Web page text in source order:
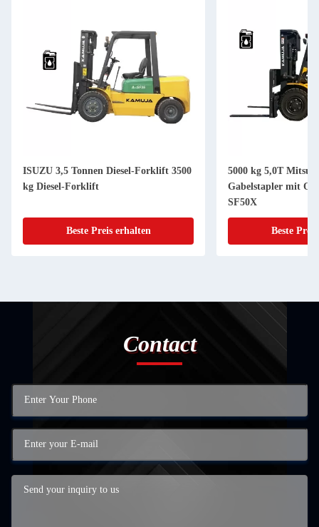
ISUZU 3,5 Tonnen Diesel-Forklift 3500
kg Diesel-Forklift
Beste Preis erhalten
5000 kg 5,0T
Gabelstapler mit
SF50X
Beste
Contact